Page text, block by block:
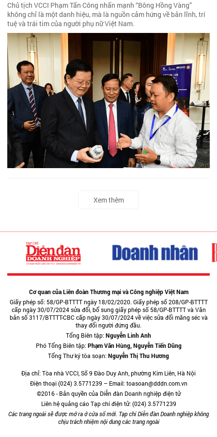
Chủ tịch VCCI Phạm Tấn Công nhấn mạnh “Bông Hồng Vàng”
không chỉ là một danh hiệu, mà là nguồn cảm hứng về bản lĩnh, trí
tuệ và trái tim của người phụ nữ Việt Nam.
Xem thêm
Cơ quan của Liên đoàn Thương mại và Công nghiệp Việt Nam
Giấy phép số: 58/GP-BTTTT ngày 18/02/2020. Giấy phép số 208/GP-BTTTT
cấp ngày 30/07/2024 sửa đổi, bổ sung giấy phép số 58/GP-BTTTT và Văn
bản số 3117/BTTTT-CBC cấp ngày 30/07/2024 về việc sửa đổi măng séc và
thay đổi người đứng đầu.
Tổng Biên tập:Nguyễn Linh Anh
Phó Tổng Biên tập:Phạm Văn Hùng, Nguyễn Tiến Dũng
Tổng Thư ký tòa soạn:Nguyễn Thị Thu Hương
Địa chỉ: Tòa nhà VCCI, Số 9 Đào Duy Anh, phường Kim Liên, Hà Nội
Điện thoại (024) 3.5771239 – Email: toasoan@dddn.com.vn
©2016 - Bản quyền của Diễn đàn Doanh nghiệp điện tử
Liên hệ quảng cáo Tạp chí điện tử: (024) 3.5771239
Các trang ngoài sẽ được mở ra ở cửa sổ mới. Tạp chí Diễn đàn Doanh nghiệp không
chịu trách nhiệm nội dung các trang ngoài